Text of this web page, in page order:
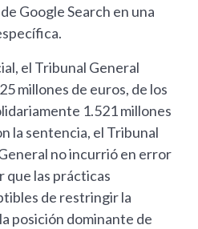
Google Search en una
el Tribunal General
millones de euros, de los
1.521 millones
la sentencia, el Tribunal
no incurrió en error
que las prácticas
de restringir la
posición dominante de